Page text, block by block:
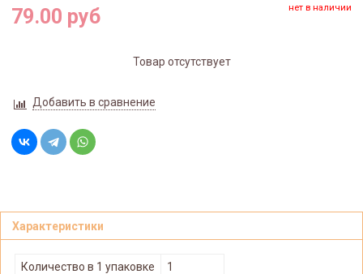
79.00 руб нет в наличии
Товар отсутствует
Добавить в сравнение
Характеристики
Количество в 1 упаковке
1